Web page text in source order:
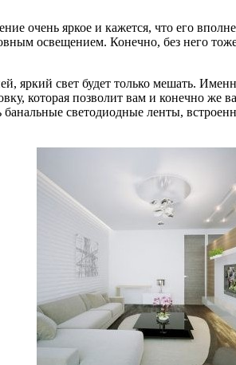
очень яркое и кажется, что его
освещением. Конечно, без него
яркий свет будет только мешать.
которая позволит вам и конечно
светодиодные ленты,